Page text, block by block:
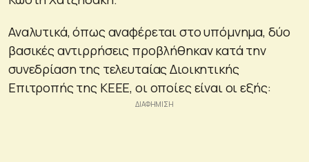
Αναλυτικά, όπως αναφέρεται στο υπόμνημα, δύο
βασικές αντιρρήσεις προβλήθηκαν κατά την
συνεδρίαση της τελευταίας Διοικητικής
Επιτροπής της ΚΕΕΕ, οι οποίες είναι οι εξής: